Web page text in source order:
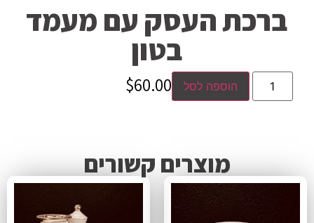
ברכת העסק עם מעמד
בטון
הוספה לסל $60.00
מוצרים קשורים